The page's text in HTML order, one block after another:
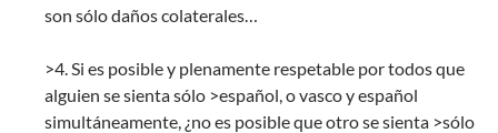
son sólo daños colaterales…
>4. Si es posible y plenamente respetable por todos que
alguien se sienta sólo >español, o vasco y español
simultáneamente, ¿no es posible que otro se sienta >sólo